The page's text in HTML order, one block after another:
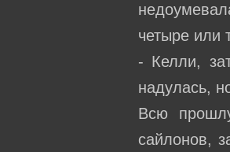
четыре или
- Келли,
надулась,
Всю
сайлонов,